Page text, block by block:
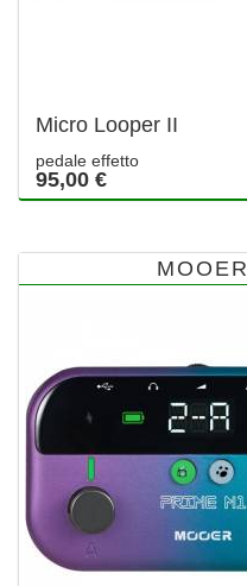
Micro Looper II
pedale effetto
95,00 €
MOOER